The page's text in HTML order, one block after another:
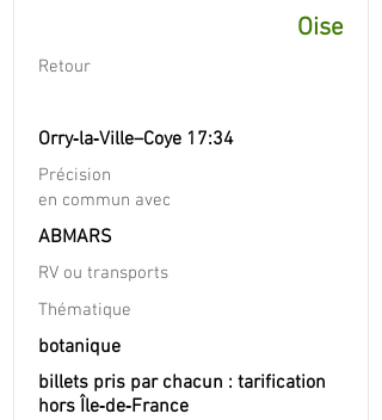
Oise
Retour
Orry‐la‐Ville–Coye 17:34
Précision
en commun avec
ABMARS
RV ou transports
Thématique
botanique
billets pris par chacun : tarification
hors Île‐de‐France